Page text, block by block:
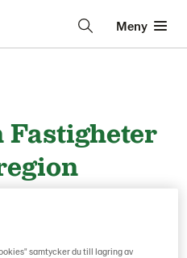
Meny
Fastigheter
samtycker du till lagring av